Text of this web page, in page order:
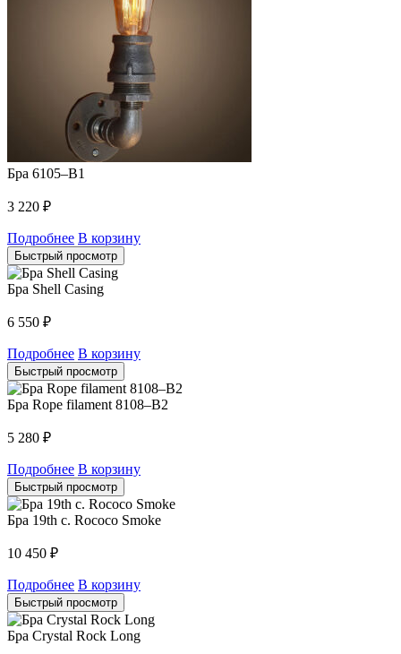
Бра 6105–B1
3 220 ₽
Подробнее В корзину
Быстрый просмотр
Бра Shell Casing
6 550 ₽
Подробнее В корзину
Быстрый просмотр
Бра Rope filament 8108–B2
5 280 ₽
Подробнее В корзину
Быстрый просмотр
Бра 19th c. Rococo Smoke
10 450 ₽
Подробнее В корзину
Быстрый просмотр
Бра Crystal Rock Long